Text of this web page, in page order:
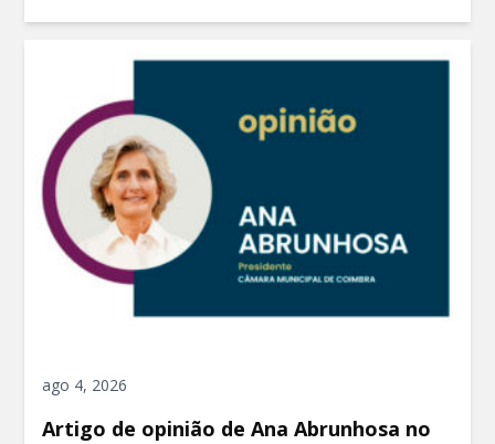
ago 4, 2026
Artigo de opinião de Ana Abrunhosa no